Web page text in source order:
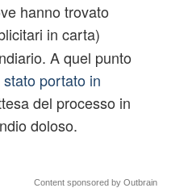
hanno trovato
in carta)
A quel punto
stato portato in
del processo in
doloso.
Content sponsored by Outbrain